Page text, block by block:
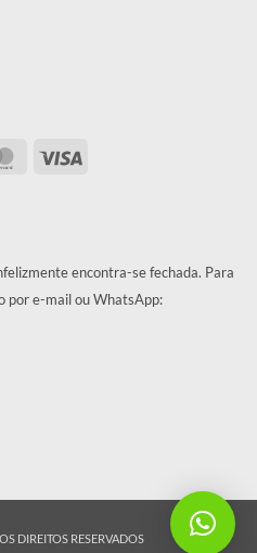
encontra-se fechada. Para
por e-mail ou WhatsApp:
MasterCard
DIREITOS RESERVADOS